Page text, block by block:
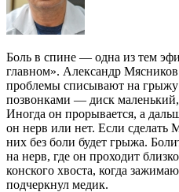
Боль в спине — одна из тем
главном». Александр
проблемы списывают на
позвонками — диск
Иногда он прорывается, а
он нерв или нет. Если сделать
них без боли будет грыжа.
на нерв, где он проходит
конского хвоста, когда
подчеркнул медик.